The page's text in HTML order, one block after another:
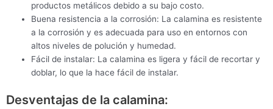
productos metálicos debido a su bajo costo.
Buena resistencia a la corrosión: La calamina es resistente
a la corrosión y es adecuada para uso en entornos con
altos niveles de polución y humedad.
Fácil de instalar: La calamina es ligera y fácil de recortar y
doblar, lo que la hace fácil de instalar.
Desventajas de la calamina: